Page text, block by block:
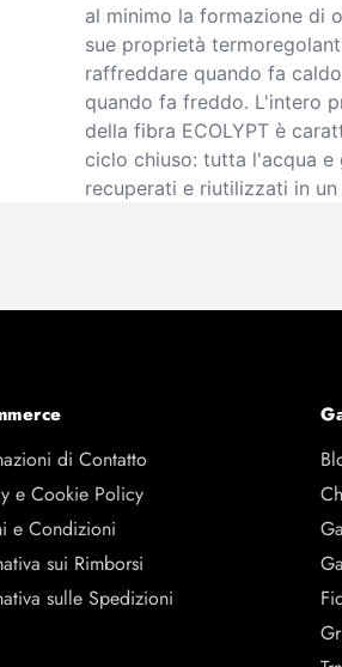
al minimo la formazione di
sue proprietà
raffreddare quando fa
quando fa freddo. L'intero
della fibra ECOLYPT è
ciclo chiuso: tutta l'acqua e
recuperati e riutilizzati in
di Contatto
e Cookie Policy
e Condizioni
sui Rimborsi
sulle Spedizioni